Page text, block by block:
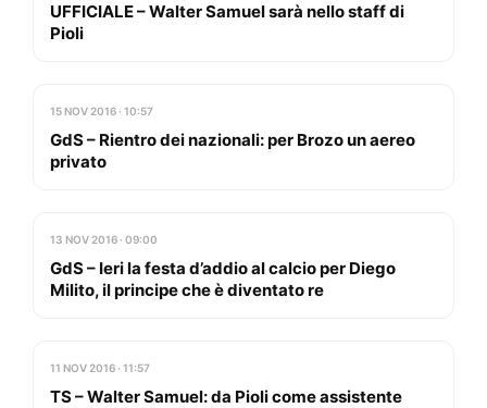
UFFICIALE – Walter Samuel sarà nello staff di
Pioli
15 NOV 2016 · 10:57
GdS – Rientro dei nazionali: per Brozo un aereo
privato
13 NOV 2016 · 09:00
GdS – Ieri la festa d’addio al calcio per Diego
Milito, il principe che è diventato re
11 NOV 2016 · 11:57
TS – Walter Samuel: da Pioli come assistente